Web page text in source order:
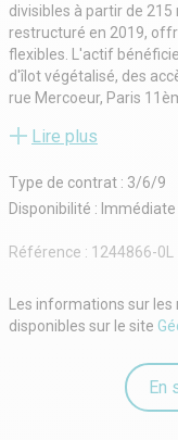
divisibles à partir de
restructuré en 2019,
flexibles. L'actif
d'îlot végétalisé, des
rue Mercoeur, Paris
fonctionnels et évolutifs
Lire plus
Type de contrat : 3/6/9
Disponibilité : Immédiate
Référence : 1244866-0L
Les informations sur
disponibles sur le site
En